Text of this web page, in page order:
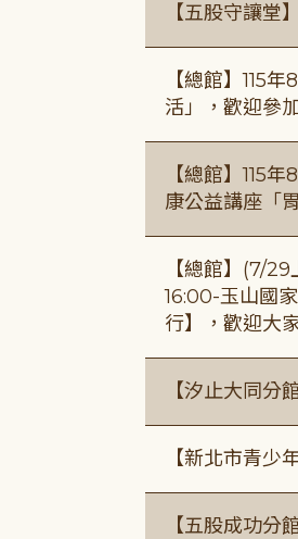
【五股守讓堂
【總館】115
活」，歡迎參加
【總館】115
康公益講座「
【總館】(7/
16:00-玉山國
行】，歡迎大
【汐止大同分
【新北市青少
【五股成功分